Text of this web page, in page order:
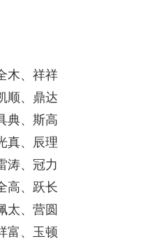
木、祥祥
顺、鼎达
典、斯高
真、辰理
涛、冠力
高、跃长
太、营圆
富、玉顿